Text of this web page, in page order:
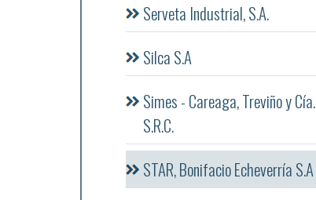
Serveta Industrial, S.A.
Silca S.A
Simes - Careaga, Treviño y Cía.
S.R.C.
STAR, Bonifacio Echeverría S.A